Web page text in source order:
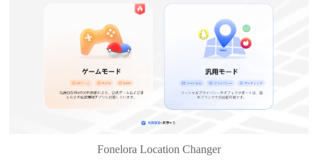
Fonelora Location Changer